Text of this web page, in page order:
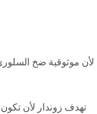
لأن موثوقية ضخ
تهدف زوندار لأن